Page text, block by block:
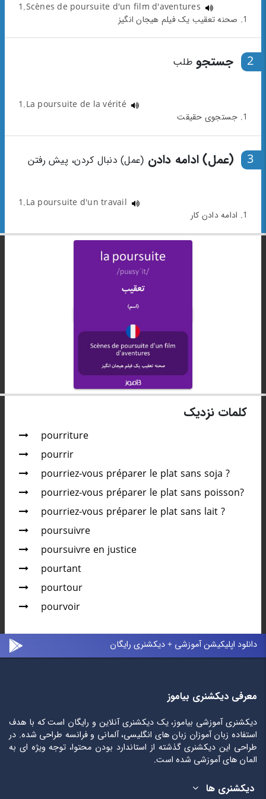
1.Scènes de poursuite d'un film d'aventures
1. صحنه تعقیب یک فیلم هیجان انگیز
2 جستجو طلب
1.La poursuite de la vérité
1. جستجوی حقیقت
3 (عمل) ادامه دادن (عمل) دنبال کردن، پیش رفتن
1.La poursuite d'un travail
1. ادامه دادن کار
کلمات نزدیک
pourriture
pourrir
pourriez-vous préparer le plat sans soja ?
pourriez-vous préparer le plat sans poisson?
pourriez-vous préparer le plat sans lait ?
poursuivre
poursuivre en justice
pourtant
pourtour
pourvoir
دانلود اپلیکیشن آموزشی + دیکشنری رایگان
معرفی دیکشنری بیاموز
دیکشنری آموزشی بیاموز، یک دیکشنری آنلاین و رایگان است که با هدف
استفاده زبان آموزان زبان های انگلیسی، آلمانی و فرانسه طراحی شده. در
طراحی این دیکشنری گذشته از استاندارد بودن محتوا، توجه ویژه ای به
المان های آموزشی شده است.
دیکشنری ها